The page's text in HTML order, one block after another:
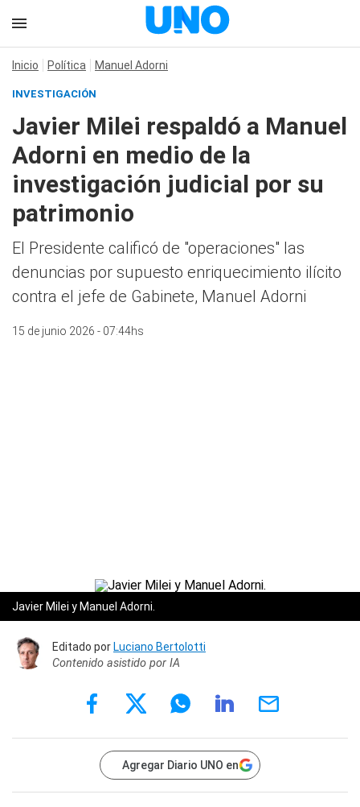
Inicio Política Manuel Adorni
INVESTIGACIÓN
Javier Milei respaldó a Manuel
Adorni en medio de la
investigación judicial por su
patrimonio
El Presidente calificó de "operaciones" las
denuncias por supuesto enriquecimiento ilícito
contra el jefe de Gabinete, Manuel Adorni
15 de junio 2026 - 07:44hs
Javier Milei y Manuel Adorni.
Editado porLuciano Bertolotti
Contenido asistido por IA
Agregar Diario UNO en